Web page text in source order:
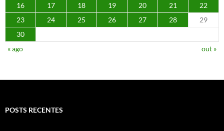
16
17 18 19 20 21
22
23
24 25 26 27 28
29
30
« ago
out »
POSTS RECENTES